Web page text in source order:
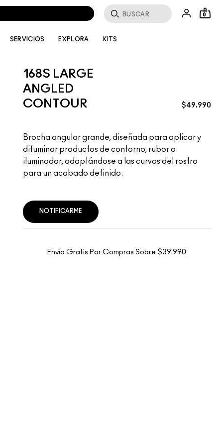
Buscar
0
SERVICIOS EXPLORA KITS
168S LARGE
ANGLED
CONTOUR
$49.990
Brocha angular grande, diseñada para aplicar y
difuminar productos de contorno, rubor o
iluminador, adaptándose a las curvas del rostro
para un acabado definido.
NOTIFICARME
Envío Gratis Por Compras Sobre $39.990